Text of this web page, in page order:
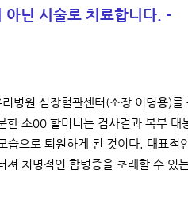
아닌 시술로 치료합니다. -
병원 심장혈관센터(소장 이명용)를
소00 할머니는 검사결과 복부 대
으로 퇴원하게 된 것이다. 대표적
치명적인 합병증을 초래할 수 있